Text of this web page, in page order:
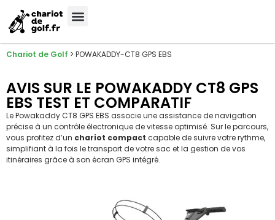
Chariot de Golf > POWAKADDY-CT8 GPS EBS
AVIS SUR LE POWAKADDY CT8 GPS
EBS TEST ET COMPARATIF
Le Powakaddy CT8 GPS EBS associe une assistance de navigation
précise à un contrôle électronique de vitesse optimisé. Sur le parcours,
vous profitez d’un chariot compact capable de suivre votre rythme,
simplifiant à la fois le transport de votre sac et la gestion de vos
itinéraires grâce à son écran GPS intégré.